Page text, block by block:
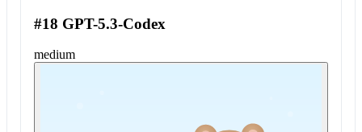
#18 GPT-5.3-Codex
medium